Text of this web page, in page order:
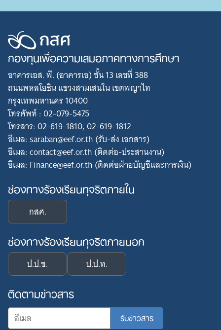
กองทุนเพื่อความเสมอภาคทางการศึกษา
อาคารเอส. พี. (อาคารเอ) ชั้น 13 เลขที่ 388
ถนนพหลโยธิน แขวงสามเสนใน เขตพญาไท
กรุงเทพมหานคร 10400
โทรศัพท์ : 02-079-5475
โทรสาร: 02-619-1810, 02-619-1812
อีเมล: saraban@eef.or.th (รับ-ส่ง เอกสาร)
อีเมล: contact@eef.or.th (ติดต่อ-ประสานงาน)
อีเมล: Finance@eef.or.th (ติดต่อฝ่ายบัญชีและการเงิน)
ช่องทางร้องเรียนทุจริตภายใน
กสศ.
ช่องทางร้องเรียนทุจริตภายนอก
ป.ป.ช. ป.ป.ท.
ติดตามข่าวสาร